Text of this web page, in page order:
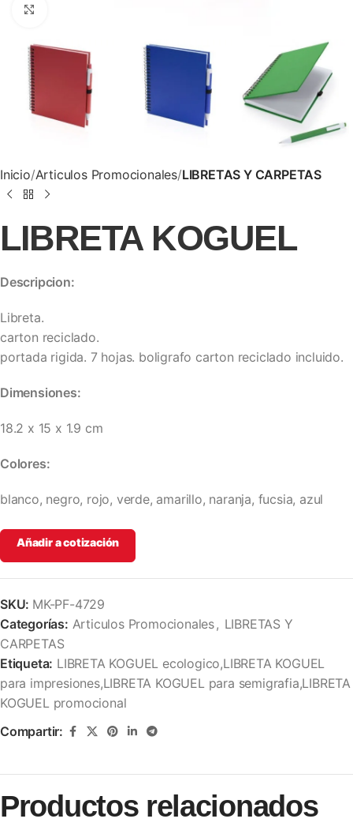
Inicio Articulos Promocionales LIBRETAS Y CARPETAS
LIBRETA KOGUEL
Descripcion:
Libreta.
carton reciclado.
portada rigida. 7 hojas. boligrafo carton reciclado incluido.
Dimensiones:
18.2 x 15 x 1.9 cm
Colores:
blanco, negro, rojo, verde, amarillo, naranja, fucsia, azul
Añadir a cotización
SKU: MK-PF-4729
Categorías: Articulos Promocionales, LIBRETAS Y
CARPETAS
Etiqueta: LIBRETA KOGUEL ecologico,LIBRETA KOGUEL
para impresiones,LIBRETA KOGUEL para semigrafia,LIBRETA
KOGUEL promocional
Compartir:
Productos relacionados